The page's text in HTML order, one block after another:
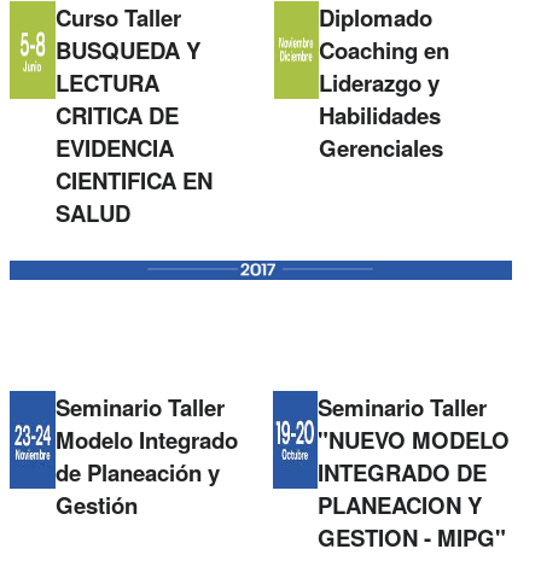
Curso Taller
BUSQUEDA Y
LECTURA
CRITICA DE
EVIDENCIA
CIENTIFICA EN
SALUD
Diplomado
Coaching en
Liderazgo y
Habilidades
Gerenciales
Seminario Taller
Modelo Integrado
de Planeación y
Gestión
Seminario Taller
"NUEVO MODELO
INTEGRADO DE
PLANEACION Y
GESTION - MIPG"